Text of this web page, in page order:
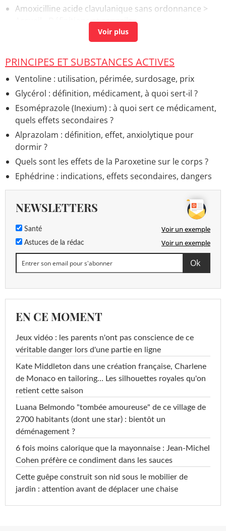
Amoxicilline acide clavulanique sans ordonnance >
Accueil - Définitions et conseils
Infection bactérienne : c'est quoi ? Quels symptômes ?
Amoxicilline Acide Clavulanique Sandoz : prix,
posologie, effets secondaires > Guide
Dévitaliser une dent : étapes, prix, durée, ça fait mal ?
> Accueil - Dents
Amoxicilline Arrow : prix, posologie, effets
secondaires
Maladie du pénis : les symptômes qui doivent alerter
PRINCIPES ET SUBSTANCES ACTIVES
Ventoline : utilisation, périmée, surdosage, prix
Glycérol : définition, médicament, à quoi sert-il ?
Esoméprazole (Inexium) : à quoi sert ce médicament,
quels effets secondaires ?
Alprazolam : définition, effet, anxiolytique pour
dormir ?
Quels sont les effets de la Paroxetine sur le corps ?
Ephédrine : indications, effets secondaires, dangers
NEWSLETTERS
Santé Voir un exemple
Astuces de la rédac Voir un exemple
EN CE MOMENT
Jeux vidéo : les parents n'ont pas conscience de ce
véritable danger lors d'une partie en ligne
Kate Middleton dans une création française, Charlene
de Monaco en tailoring… Les silhouettes royales qu'on
retient cette saison
Luana Belmondo "tombée amoureuse" de ce village de
2700 habitants (dont une star) : bientôt un
déménagement ?
6 fois moins calorique que la mayonnaise : Jean-Michel
Cohen préfère ce condiment dans les sauces
Cette guêpe construit son nid sous le mobilier de
jardin : attention avant de déplacer une chaise